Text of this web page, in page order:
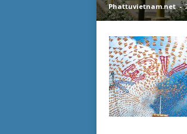
Phattuvietnam.net -